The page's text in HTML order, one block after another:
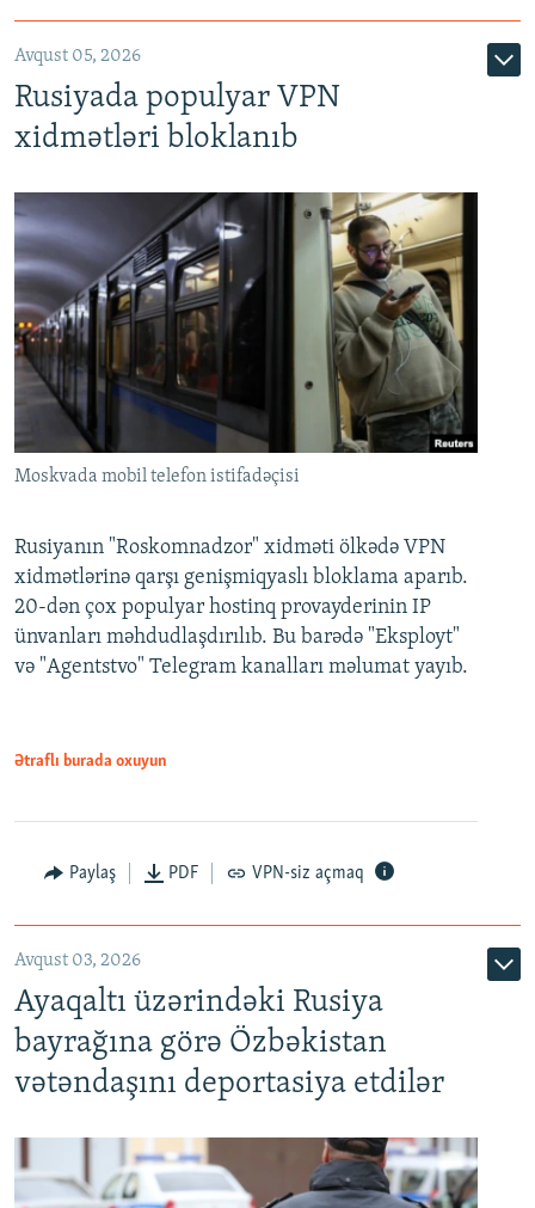
Avqust 05, 2026
Rusiyada populyar VPN
xidmətləri bloklanıb
Moskvada mobil telefon istifadəçisi
Rusiyanın "Roskomnadzor" xidməti ölkədə VPN
xidmətlərinə qarşı genişmiqyaslı bloklama aparıb.
20-dən çox populyar hostinq provayderinin IP
ünvanları məhdudlaşdırılıb. Bu barədə "Eksployt"
və "Agentstvo" Telegram kanalları məlumat yayıb.
Ətraflı burada oxuyun
Paylaş PDF VPN-siz açmaq
Avqust 03, 2026
Ayaqaltı üzərindəki Rusiya
bayrağına görə Özbəkistan
vətəndaşını deportasiya etdilər